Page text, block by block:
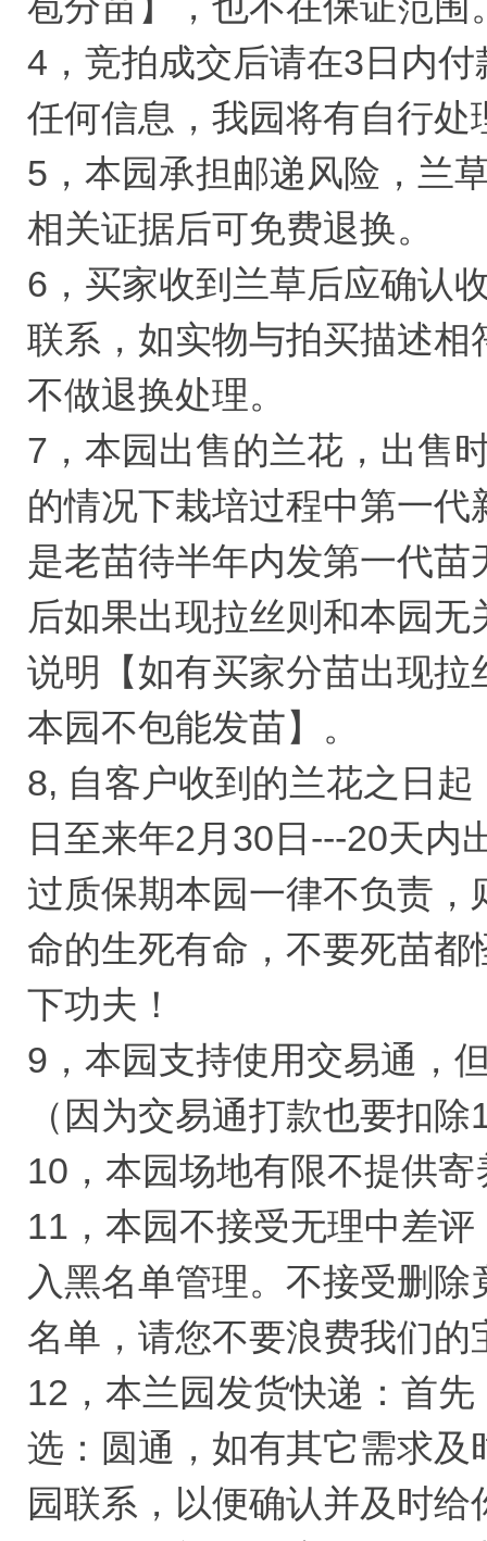
4，竞拍成交后请在3日内
任何信息，我园将有自行
5，本园承担邮递风险，兰
相关证据后可免费退换。
6，买家收到兰草后应确认
联系，如实物与拍买描述
不做退换处理。
7，本园出售的兰花，出售
的情况下栽培过程中第一
是老苗待半年内发第一代
后如果出现拉丝则和本园
说明【如有买家分苗出现
本园不包能发苗】。
8, 自客户收到的兰花之日
日至来年2月30日---20天内
过质保期本园一律不负责
命的生死有命，不要死苗
下功夫！
9，本园支持使用交易通，
（因为交易通打款也要扣
10，本园场地有限不提供寄
11，本园不接受无理中差
入黑名单管理。不接受删
名单，请您不要浪费我们的
12，本兰园发货快递：首
选：圆通，如有其它需求
园联系，以便确认并及时给